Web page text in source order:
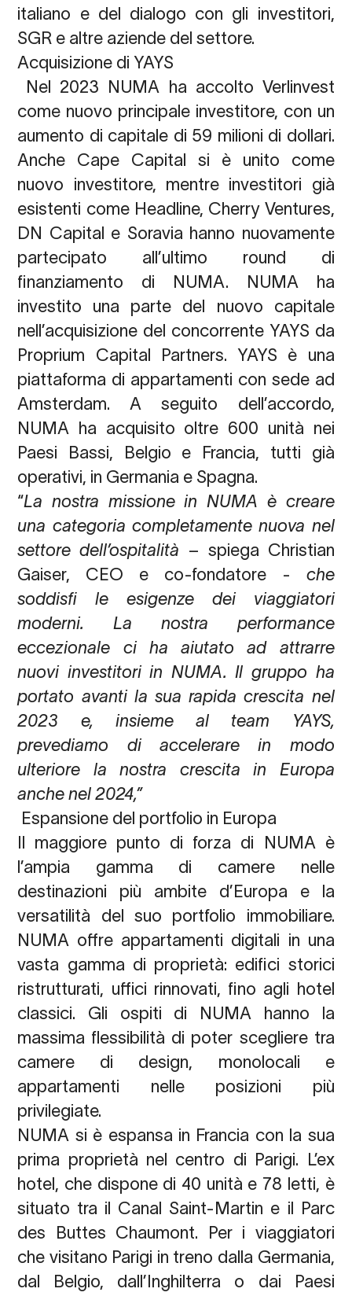
italiano e del dialogo con gli investitori,
SGR e altre aziende del settore.
Acquisizione di YAYS
Nel 2023 NUMA ha accolto Verlinvest
come nuovo principale investitore, con un
aumento di capitale di 59 milioni di dollari.
Anche Cape Capital si è unito come
nuovo investitore, mentre investitori già
esistenti come Headline, Cherry Ventures,
DN Capital e Soravia hanno nuovamente
partecipato all’ultimo round di
finanziamento di NUMA. NUMA ha
investito una parte del nuovo capitale
nell’acquisizione del concorrente YAYS da
Proprium Capital Partners. YAYS è una
piattaforma di appartamenti con sede ad
Amsterdam. A seguito dell’accordo,
NUMA ha acquisito oltre 600 unità nei
Paesi Bassi, Belgio e Francia, tutti già
operativi, in Germania e Spagna.
“La nostra missione in NUMA è creare
una categoria completamente nuova nel
settore dell’ospitalità – spiega Christian
Gaiser, CEO e co-fondatore- che
soddisfi le esigenze dei viaggiatori
moderni. La nostra performance
eccezionale ci ha aiutato ad attrarre
nuovi investitori in NUMA. Il gruppo ha
portato avanti la sua rapida crescita nel
2023 e, insieme al team YAYS,
prevediamo di accelerare in modo
ulteriore la nostra crescita in Europa
anche nel 2024,”
Espansione del portfolio in Europa
Il maggiore punto di forza di NUMA è
l’ampia gamma di camere nelle
destinazioni più ambite d’Europa e la
versatilità del suo portfolio immobiliare.
NUMA offre appartamenti digitali in una
vasta gamma di proprietà: edifici storici
ristrutturati, uffici rinnovati, fino agli hotel
classici. Gli ospiti di NUMA hanno la
massima flessibilità di poter scegliere tra
camere di design, monolocali e
appartamenti nelle posizioni più
privilegiate.
NUMA si è espansa in Francia con la sua
prima proprietà nel centro di Parigi. L’ex
hotel, che dispone di 40 unità e 78 letti, è
situato tra il Canal Saint-Martin e il Parc
des Buttes Chaumont. Per i viaggiatori
che visitano Parigi in treno dalla Germania,
dal Belgio, dall’Inghilterra o dai Paesi